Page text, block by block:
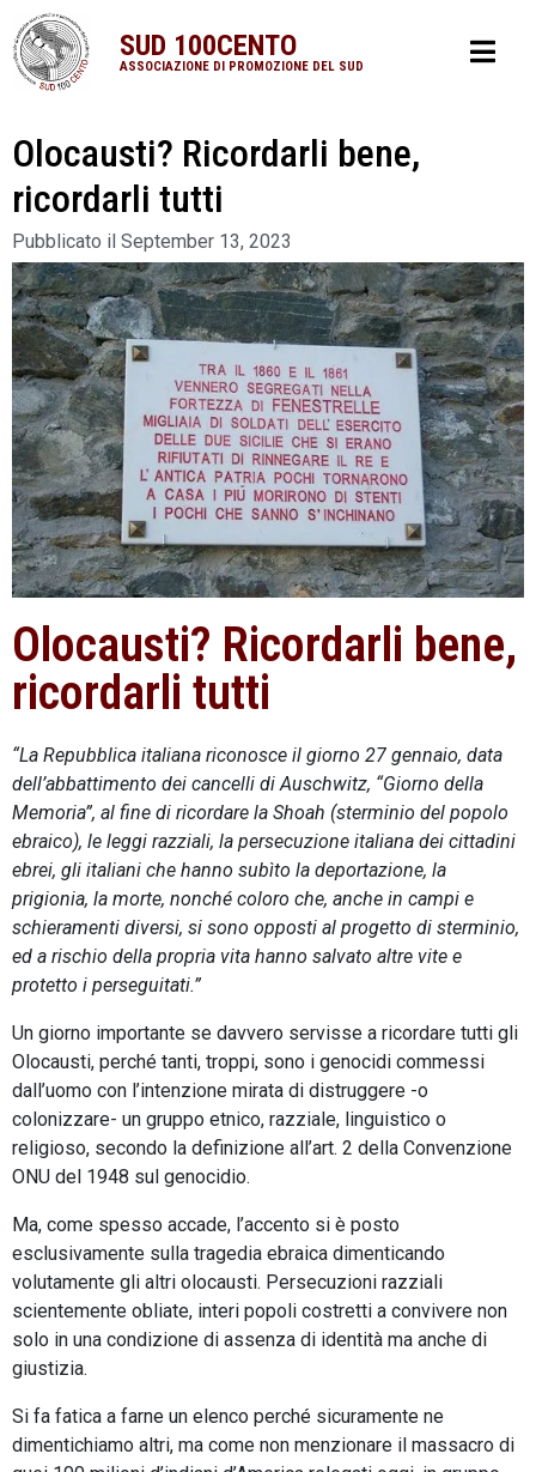
SUD 100CENTO
ASSOCIAZIONE DI PROMOZIONE DEL SUD
Olocausti? Ricordarli bene,
ricordarli tutti
Pubblicato il September 13, 2023
Olocausti? Ricordarli bene,
ricordarli tutti
“La Repubblica italiana riconosce il giorno 27 gennaio, data
dell’abbattimento dei cancelli di Auschwitz, “Giorno della
Memoria”, al fine di ricordare la Shoah (sterminio del popolo
ebraico), le leggi razziali, la persecuzione italiana dei cittadini
ebrei, gli italiani che hanno subìto la deportazione, la
prigionia, la morte, nonché coloro che, anche in campi e
schieramenti diversi, si sono opposti al progetto di sterminio,
ed a rischio della propria vita hanno salvato altre vite e
protetto i perseguitati.”
Un giorno importante se davvero servisse a ricordare tutti gli
Olocausti, perché tanti, troppi, sono i genocidi commessi
dall’uomo con l’intenzione mirata di distruggere -o
colonizzare- un gruppo etnico, razziale, linguistico o
religioso, secondo la definizione all’art. 2 della Convenzione
ONU del 1948 sul genocidio.
Ma, come spesso accade, l’accento si è posto
esclusivamente sulla tragedia ebraica dimenticando
volutamente gli altri olocausti. Persecuzioni razziali
scientemente obliate, interi popoli costretti a convivere non
solo in una condizione di assenza di identità ma anche di
giustizia.
Si fa fatica a farne un elenco perché sicuramente ne
dimentichiamo altri, ma come non menzionare il massacro di